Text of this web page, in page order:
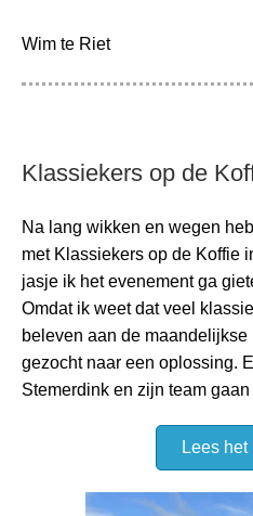
Wim te Riet
Klassiekers op de
Na lang wikken en wegen
met Klassiekers op de Koffie
jasje ik het evenement ga
Omdat ik weet dat veel
beleven aan de
gezocht naar een oplossing.
Stemerdink en zijn team
Lees het